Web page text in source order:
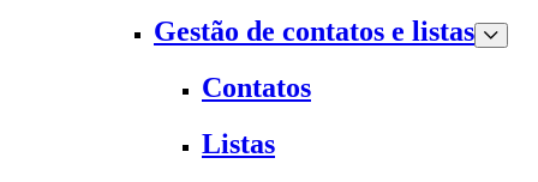
Gestão de contatos e listas
Contatos
Listas